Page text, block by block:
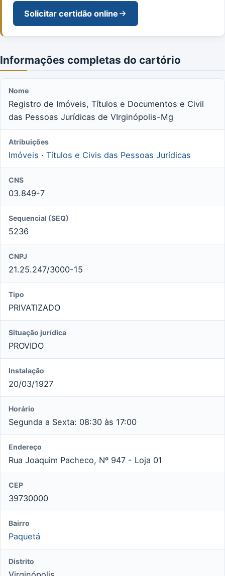
Solicitar certidão online
Informações completas do cartório
Nome
Registro de Imóveis, Títulos e Documentos e Civil
das Pessoas Jurídicas de VIrginópolis-Mg
Atribuições
Imóveis · Títulos e Civis das Pessoas Jurídicas
CNS
03.849-7
Sequencial (SEQ)
5236
CNPJ
21.25.247/3000-15
Tipo
PRIVATIZADO
Situação jurídica
PROVIDO
Instalação
20/03/1927
Horário
Segunda a Sexta: 08:30 às 17:00
Endereço
Rua Joaquim Pacheco, Nº 947 - Loja 01
CEP
39730000
Bairro
Paquetá
Distrito